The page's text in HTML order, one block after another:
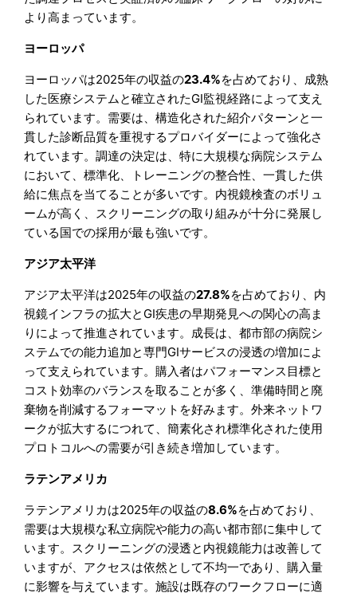
より高まっています。
ヨーロッパ
ヨーロッパは2025年の収益の23.4%を占めており、成熟
した医療システムと確立されたGI監視経路によって支え
られています。需要は、構造化された紹介パターンと一
貫した診断品質を重視するプロバイダーによって強化さ
れています。調達の決定は、特に大規模な病院システム
において、標準化、トレーニングの整合性、一貫した供
給に焦点を当てることが多いです。内視鏡検査のボリュ
ームが高く、スクリーニングの取り組みが十分に発展し
ている国での採用が最も強いです。
アジア太平洋
アジア太平洋は2025年の収益の27.8%を占めており、内
視鏡インフラの拡大とGI疾患の早期発見への関心の高ま
りによって推進されています。成長は、都市部の病院シ
ステムでの能力追加と専門GIサービスの浸透の増加によ
って支えられています。購入者はパフォーマンス目標と
コスト効率のバランスを取ることが多く、準備時間と廃
棄物を削減するフォーマットを好みます。外来ネットワ
ークが拡大するにつれて、簡素化され標準化された使用
プロトコルへの需要が引き続き増加しています。
ラテンアメリカ
ラテンアメリカは2025年の収益の8.6%を占めており、
需要は大規模な私立病院や能力の高い都市部に集中して
います。スクリーニングの浸透と内視鏡能力は改善して
いますが、アクセスは依然として不均一であり、購入量
に影響を与えています。施設は既存のワークフローに適